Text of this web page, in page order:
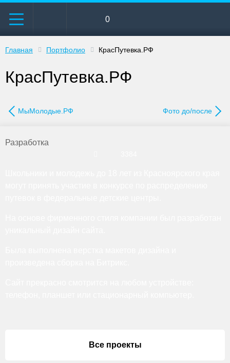
0
Главная Портфолио КрасПутевка.РФ
КрасПутевка.РФ
МыМолодые.РФ Фото до/после
Разработка
Все проекты